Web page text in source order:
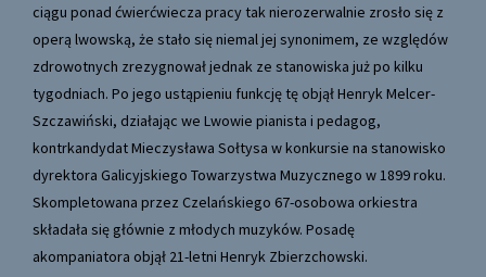
ciągu ponad ćwierćwiecza pracy tak nierozerwalnie zrosło się z
operą lwowską, że stało się niemal jej synonimem, ze względów
zdrowotnych zrezygnował jednak ze stanowiska już po kilku
tygodniach. Po jego ustąpieniu funkcję tę objął Henryk Melcer-
Szczawiński, działając we Lwowie pianista i pedagog,
kontrkandydat Mieczysława Sołtysa w konkursie na stanowisko
dyrektora Galicyjskiego Towarzystwa Muzycznego w 1899 roku.
Skompletowana przez Czelańskiego 67-osobowa orkiestra
składała się głównie z młodych muzyków. Posadę
akompaniatora objął 21-letni Henryk Zbierzchowski.